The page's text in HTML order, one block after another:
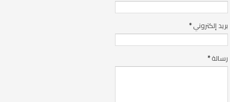
بريد إلكتروني*
رسالة*